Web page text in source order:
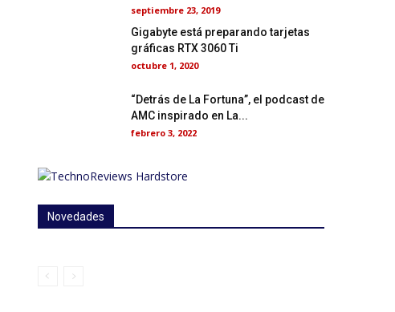
septiembre 23, 2019
Gigabyte está preparando tarjetas
gráficas RTX 3060 Ti
octubre 1, 2020
“Detrás de La Fortuna”, el podcast de
AMC inspirado en La...
febrero 3, 2022
Novedades